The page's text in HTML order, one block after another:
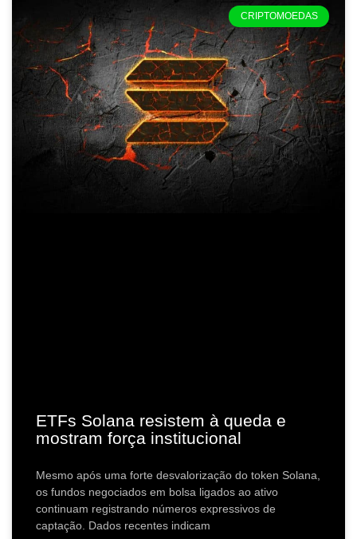
CRIPTOMOEDAS
ETFs Solana resistem à queda e
mostram força institucional
Mesmo após uma forte desvalorização do token Solana,
os fundos negociados em bolsa ligados ao ativo
continuam registrando números expressivos de
captação. Dados recentes indicam